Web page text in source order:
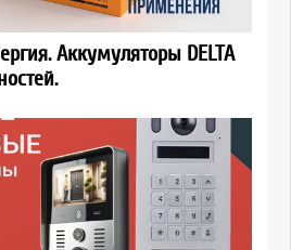
Аккумуляторы DELTA